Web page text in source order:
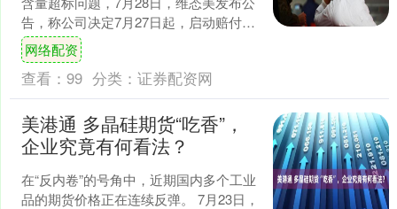
告，称公司决定7月27日起，启动赔付相
关工作。 据此前报道，针对近期网民实
名举报维态美(....
网络配资
查看： 99 分类： 证券配资网
美港通 多晶硅期货“吃香”，
企业究竟有何看法？
在“反内卷”的号角中，近期国内多个工业
品的期货价格正在连续反弹。 7月23日，